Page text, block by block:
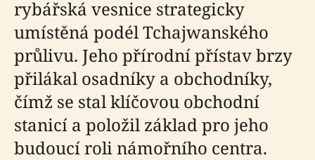
rybářská vesnice strategicky
umístěná podél Tchajwanského
průlivu. Jeho přírodní přístav brzy
přilákal osadníky a obchodníky,
čímž se stal klíčovou obchodní
stanicí a položil základ pro jeho
budoucí roli námořního centra.